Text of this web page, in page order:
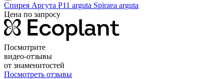
Спирея Аргута P11 arguta Spiraea arguta
Цена по запросу
Посмотрите
видео-отзывы
от знаменитостей
Посмотреть отзывы